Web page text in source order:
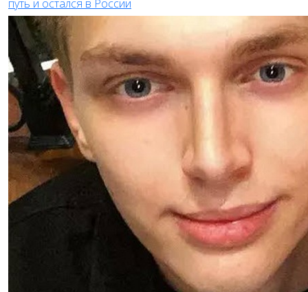
путь и остался в России